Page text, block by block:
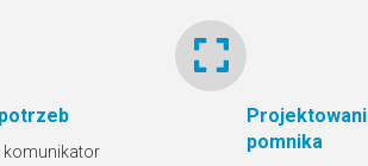
komunikator
pomnika